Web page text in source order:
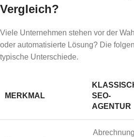
Vergleich?
Viele Unternehmen stehen vor der
oder automatisierte Lösung? Die
typische Unterschiede.
MERKMAL
SEO-
AGENTUR
Abrechnung